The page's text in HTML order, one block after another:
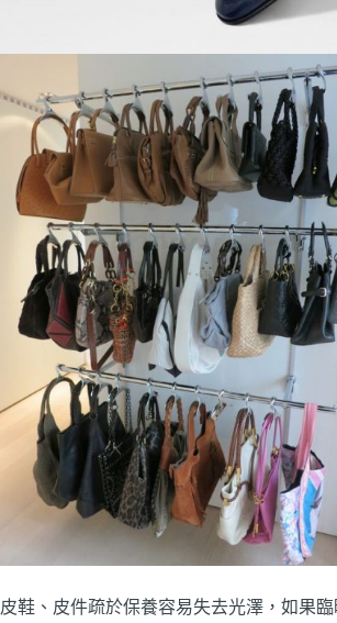
皮鞋、皮件疏於保養容易失去光澤，如果